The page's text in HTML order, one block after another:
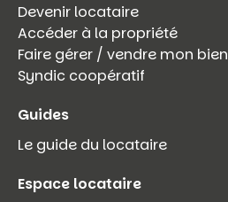
Devenir locataire
Accéder à la propriété
Faire gérer / vendre mon bien
Syndic coopératif
Guides
Le guide du locataire
Espace locataire